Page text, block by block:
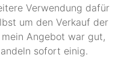
Verwendung dafür
um den Verkauf der
Angebot war gut,
sofort einig.